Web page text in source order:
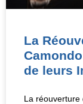
La
de leurs
La réouverture